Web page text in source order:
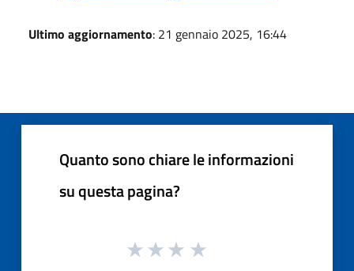
Ultimo aggiornamento: 21 gennaio 2025, 16:44
Quanto sono chiare le informazioni
su questa pagina?